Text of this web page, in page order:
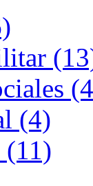
(4)
(11)